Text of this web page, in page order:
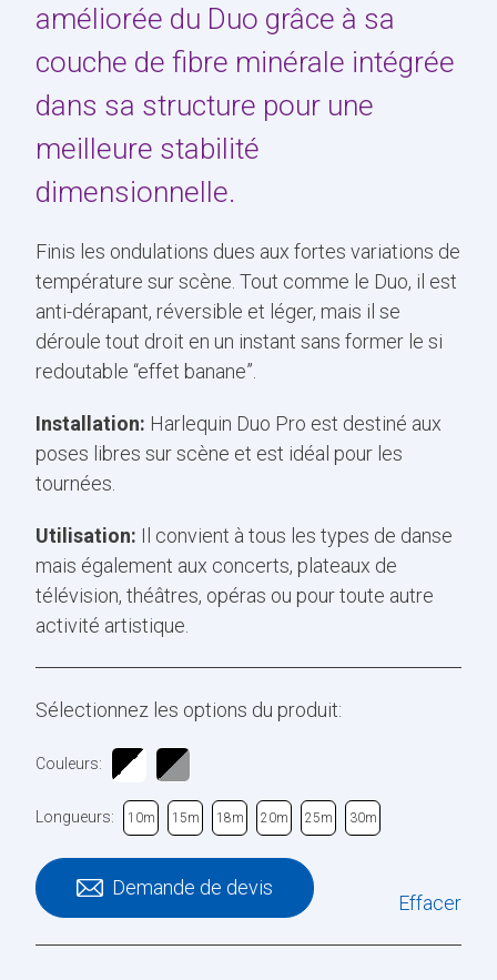
améliorée du Duo grâce à sa
couche de fibre minérale intégrée
dans sa structure pour une
meilleure stabilité
dimensionnelle.
Finis les ondulations dues aux fortes variations de
température sur scène. Tout comme le Duo, il est
anti-dérapant, réversible et léger, mais il se
déroule tout droit en un instant sans former le si
redoutable “effet banane”.
Installation: Harlequin Duo Pro est destiné aux
poses libres sur scène et est idéal pour les
tournées.
Utilisation: Il convient à tous les types de danse
mais également aux concerts, plateaux de
télévision, théâtres, opéras ou pour toute autre
activité artistique.
Sélectionnez les options du produit:
Couleurs:
Longueurs: 10m 15m 18m 20m 25m 30m
Demande de devis
Effacer